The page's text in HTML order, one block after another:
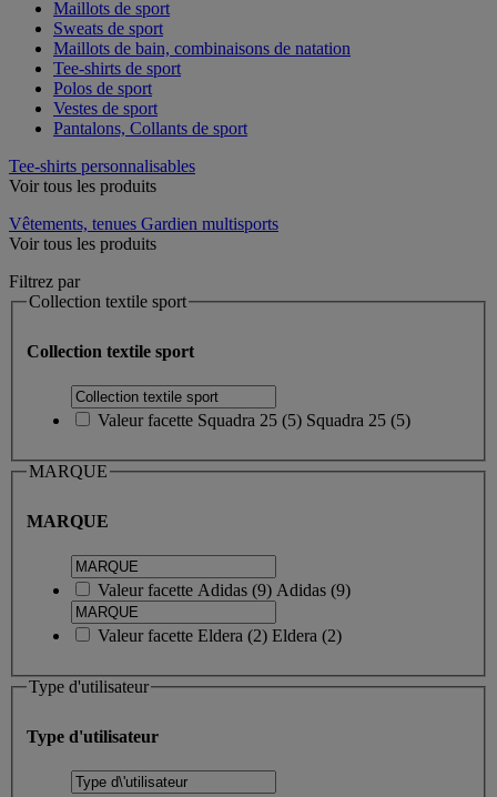
Maillots de sport
Sweats de sport
Maillots de bain, combinaisons de natation
Tee-shirts de sport
Polos de sport
Vestes de sport
Pantalons, Collants de sport
Tee-shirts personnalisables
Voir tous les produits
Vêtements, tenues Gardien multisports
Voir tous les produits
Filtrez par
Collection textile sport
Collection textile sport
Valeur facette Squadra 25 (5) Squadra 25 (5)
MARQUE
MARQUE
Valeur facette Adidas (9) Adidas (9)
Valeur facette Eldera (2) Eldera (2)
Type d'utilisateur
Type d'utilisateur